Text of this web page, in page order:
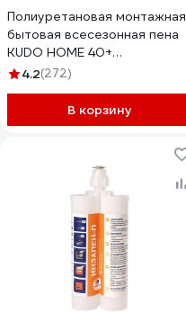
Полиуретановая монтажная
бытовая всесезонная пена
KUDO HOME 40+
KUPH10U40+
4.2(272)
В корзину